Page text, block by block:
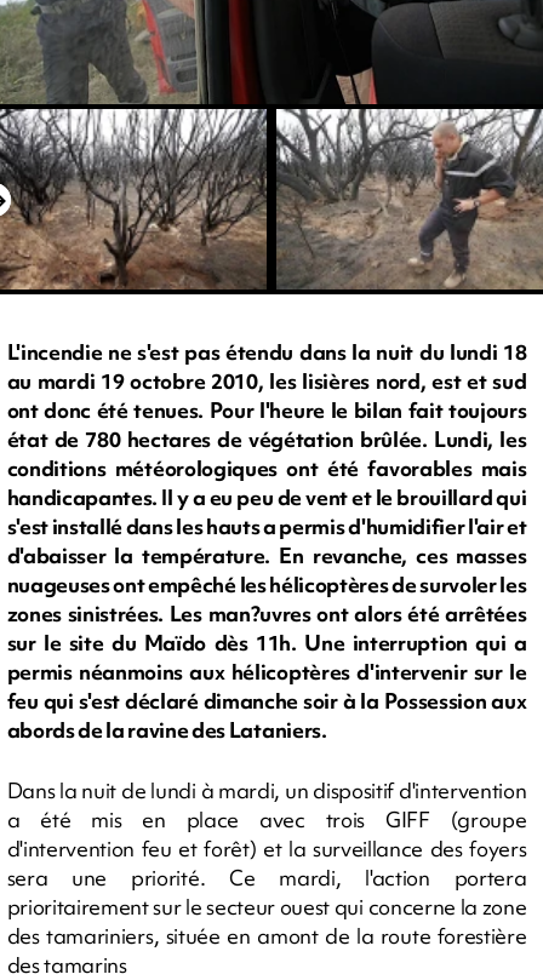
L'incendie ne s'est pas étendu dans la nuit du lundi 18
au mardi 19 octobre 2010, les lisières nord, est et sud
ont donc été tenues. Pour l'heure le bilan fait toujours
état de 780 hectares de végétation brûlée. Lundi, les
conditions météorologiques ont été favorables mais
handicapantes. Il y a eu peu de vent et le brouillard qui
s'est installé dans les hauts a permis d'humidifier l'air et
d'abaisser la température. En revanche, ces masses
nuageuses ont empêché les hélicoptères de survoler les
zones sinistrées. Les man?uvres ont alors été arrêtées
sur le site du Maïdo dès 11h. Une interruption qui a
permis néanmoins aux hélicoptères d'intervenir sur le
feu qui s'est déclaré dimanche soir à la Possession aux
abords de la ravine des Lataniers.
Dans la nuit de lundi à mardi, un dispositif d'intervention
a été mis en place avec trois GIFF (groupe
d'intervention feu et forêt) et la surveillance des foyers
sera une priorité. Ce mardi, l'action portera
prioritairement sur le secteur ouest qui concerne la zone
des tamariniers, située en amont de la route forestière
des tamarins